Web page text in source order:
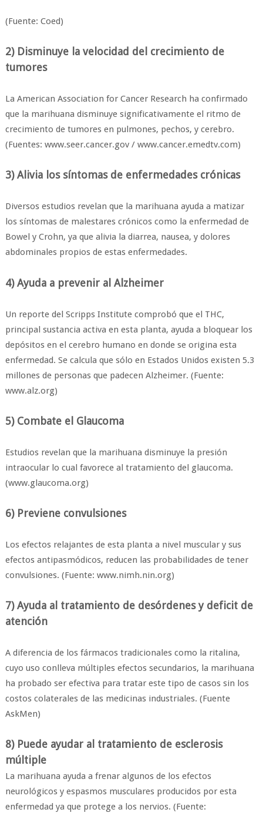
(Fuente: Coed)
2) Disminuye la velocidad del crecimiento de
tumores
La American Association for Cancer Research ha confirmado
que la marihuana disminuye significativamente el ritmo de
crecimiento de tumores en pulmones, pechos, y cerebro.
(Fuentes: www.seer.cancer.gov / www.cancer.emedtv.com)
3) Alivia los síntomas de enfermedades crónicas
Diversos estudios revelan que la marihuana ayuda a matizar
los síntomas de malestares crónicos como la enfermedad de
Bowel y Crohn, ya que alivia la diarrea, nausea, y dolores
abdominales propios de estas enfermedades.
4) Ayuda a prevenir al Alzheimer
Un reporte del Scripps Institute comprobó que el THC,
principal sustancia activa en esta planta, ayuda a bloquear los
depósitos en el cerebro humano en donde se origina esta
enfermedad. Se calcula que sólo en Estados Unidos existen 5.3
millones de personas que padecen Alzheimer. (Fuente:
www.alz.org)
5) Combate el Glaucoma
Estudios revelan que la marihuana disminuye la presión
intraocular lo cual favorece al tratamiento del glaucoma.
(www.glaucoma.org)
6) Previene convulsiones
Los efectos relajantes de esta planta a nivel muscular y sus
efectos antipasmódicos, reducen las probabilidades de tener
convulsiones. (Fuente: www.nimh.nin.org)
7) Ayuda al tratamiento de desórdenes y deficit de
atención
A diferencia de los fármacos tradicionales como la ritalina,
cuyo uso conlleva múltiples efectos secundarios, la marihuana
ha probado ser efectiva para tratar este tipo de casos sin los
costos colaterales de las medicinas industriales. (Fuente
AskMen)
8) Puede ayudar al tratamiento de esclerosis
múltiple
La marihuana ayuda a frenar algunos de los efectos
neurológicos y espasmos musculares producidos por esta
enfermedad ya que protege a los nervios. (Fuente: